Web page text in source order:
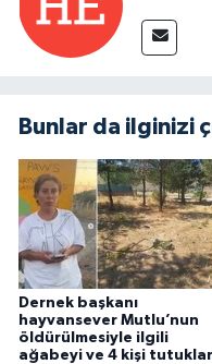
Bunlar da ilginizi
Dernek başkanı
hayvansever Mutlu’nun
öldürülmesiyle ilgili
ağabeyi ve 4 kişi